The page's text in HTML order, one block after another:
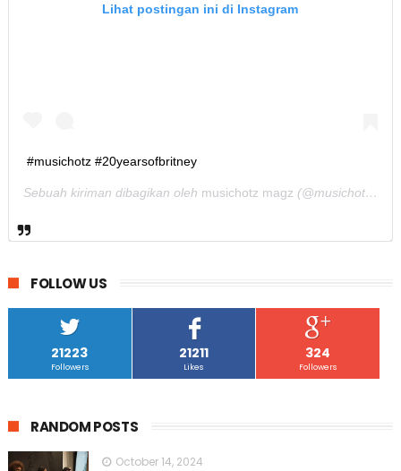
Lihat postingan ini di Instagram
#musichotz #20yearsofbritney
Sebuah kiriman dibagikan oleh musichotz magz (@musichotz) pada
FOLLOW US
21223
Followers
21211
Likes
324
Followers
RANDOM POSTS
October 14, 2024